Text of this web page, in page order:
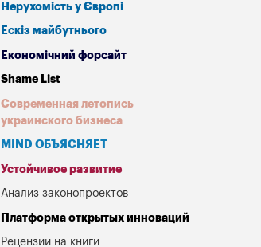
Нерухомість у Європі
Ескіз майбутнього
Економічний форсайт
Shame List
Современная летопись
украинского бизнеса
MIND ОБЪЯСНЯЕТ
Устойчивое развитие
Анализ законопроектов
Платформа открытых инноваций
Рецензии на книги